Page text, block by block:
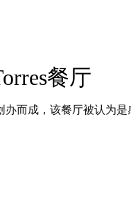
餐厅
办而成，该餐厅被认为是